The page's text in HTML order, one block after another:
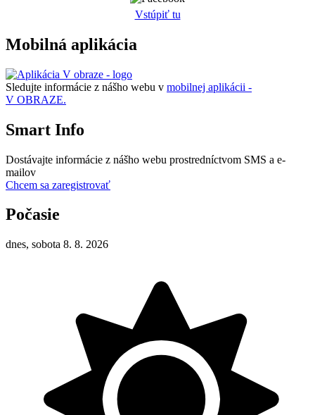
Vstúpiť tu
Mobilná aplikácia
Sledujte informácie z nášho webu v mobilnej aplikácii -
V OBRAZE.
Smart Info
Dostávajte informácie z nášho webu prostredníctvom SMS a e-
mailov
Chcem sa zaregistrovať
Počasie
dnes, sobota 8. 8. 2026